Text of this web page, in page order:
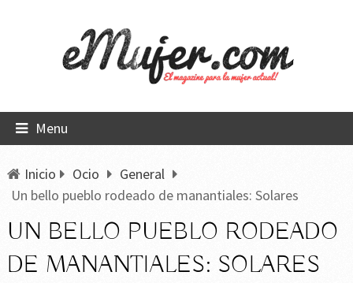
Menu
Inicio Ocio
General
Un bello pueblo rodeado de manantiales: Solares
UN BELLO PUEBLO RODEADO
DE MANANTIALES: SOLARES